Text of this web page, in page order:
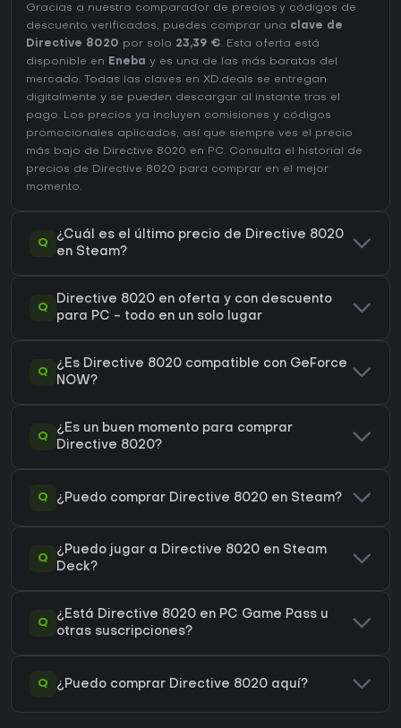
Gracias a nuestro comparador de precios y códigos de
descuento verificados, puedes comprar una clave de
Directive 8020 por solo 23,39 €. Esta oferta está
disponible en Eneba y es una de las más baratas del
mercado. Todas las claves en XD.deals se entregan
digitalmente y se pueden descargar al instante tras el
pago. Los precios ya incluyen comisiones y códigos
promocionales aplicados, así que siempre ves el precio
más bajo de Directive 8020 en PC. Consulta el
historial de
precios de Directive 8020 para comprar en el mejor
momento.
Q
¿Cuál es el último precio de Directive 8020
en Steam?
Q
Directive 8020 en oferta y con descuento
para PC - todo en un solo lugar
Q
¿Es Directive 8020 compatible con GeForce
NOW?
Q
¿Es un buen momento para comprar
Directive 8020?
Q ¿Puedo comprar Directive 8020 en Steam?
Q
¿Puedo jugar a Directive 8020 en Steam
Deck?
Q
¿Está Directive 8020 en PC Game Pass u
otras suscripciones?
Q ¿Puedo comprar Directive 8020 aquí?